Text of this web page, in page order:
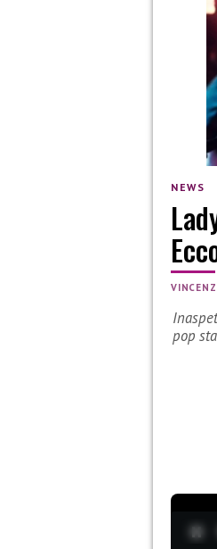
NEWS
pop